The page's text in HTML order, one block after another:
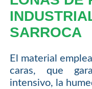
SARROCA
El material
caras, que
intensivo, la